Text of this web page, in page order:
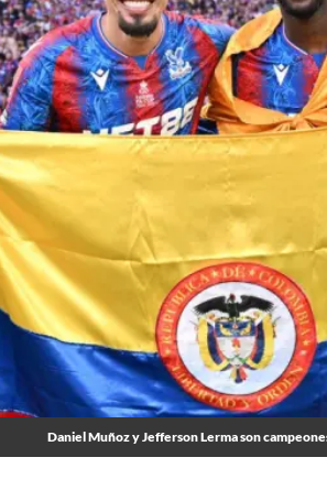
Daniel Muñoz y Jefferson Lerma son